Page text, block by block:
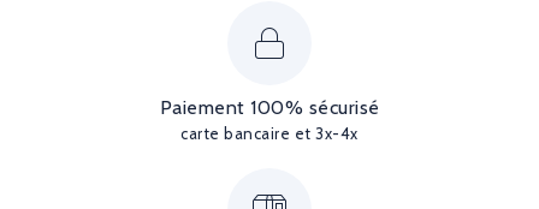
Paiement 100% sécurisé
carte bancaire et 3x-4x